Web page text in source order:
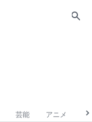
芸能 アニメ